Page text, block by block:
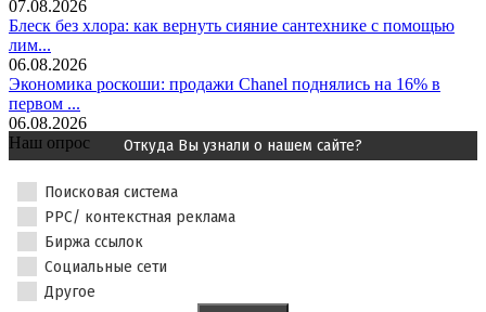
07.08.2026
Блеск без хлора: как вернуть сияние сантехнике с помощью
лим...
06.08.2026
Экономика роскоши: продажи Chanel поднялись на 16% в
первом ...
06.08.2026
Наш опрос
Откуда Вы узнали о нашем сайте?
Поисковая система
PPC/ контекстная реклама
Биржа ссылок
Социальные сети
Другое